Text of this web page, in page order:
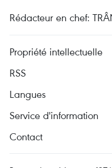
Rédacteur en chef:
Propriété intellectuelle
RSS
Langues
Service d'information
Contact